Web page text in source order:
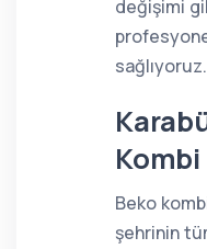
değişimi
sağlıyoruz.
Kombi
Beko
şehrinin